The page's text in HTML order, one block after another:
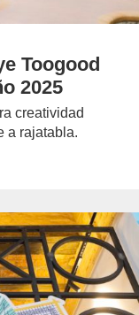
Toogood
2025
creatividad
a rajatabla.